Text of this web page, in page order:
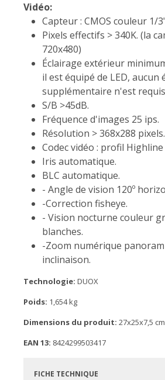
Vidéo:
Capteur : CMOS couleur 1/
Pixels effectifs > 340K. (la
720x480)
Éclairage extérieur
il est équipé de LED, aucun
supplémentaire n'est
S/B >45dB.
Fréquence d'images 25 ips.
Résolution > 368x288 pixels.
Codec vidéo : profil
Iris automatique.
BLC automatique.
- Angle de vision 120º
-Correction fisheye.
- Vision nocturne couleur
blanches.
-Zoom numérique
inclinaison.
Technologie: DUOX
Poids: 1,654 kg
Dimensions du produit: 27x25x7,5 cm
EAN 13: 8424299503417
FICHE TECHNIQUE